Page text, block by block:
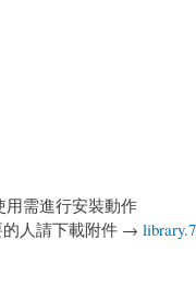
用需進行安裝動作
的人請下載附件 →